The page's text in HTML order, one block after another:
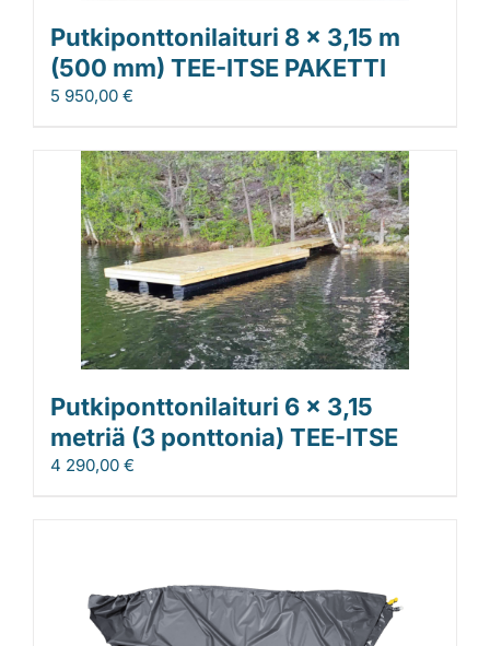
Putkiponttonilaituri 8 x 3,15 m
(500 mm) TEE-ITSE PAKETTI
5 950,00 €
Putkiponttonilaituri 6 x 3,15
metriä (3 ponttonia) TEE-ITSE
4 290,00 €